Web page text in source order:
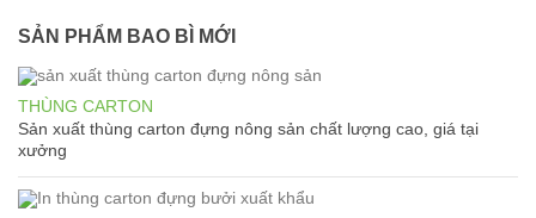
SẢN PHẨM BAO BÌ MỚI
THÙNG CARTON
Sản xuất thùng carton đựng nông sản chất lượng cao, giá tại
xưởng